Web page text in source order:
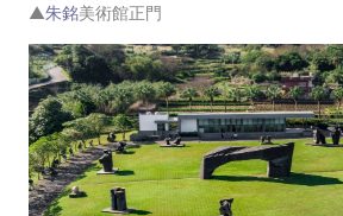
▲朱銘美術館正門